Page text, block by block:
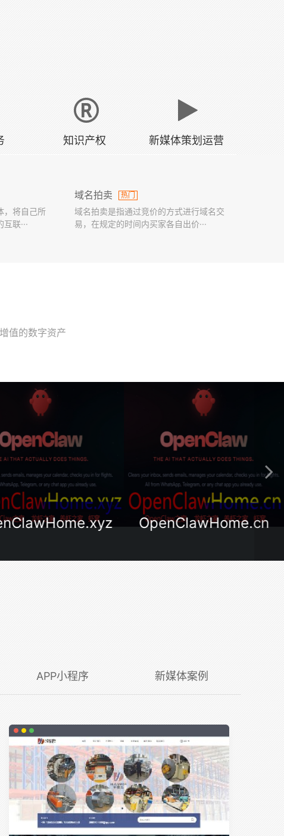
知识产权 新媒体策划运营
，将自己所
联···
域名拍卖 热门
域名拍卖是指通过竞价的方式进行域名交
易，在规定的时间内买家各自出价···
值的数字资产
OpenClawHome.cn
APP小程序 新媒体案例